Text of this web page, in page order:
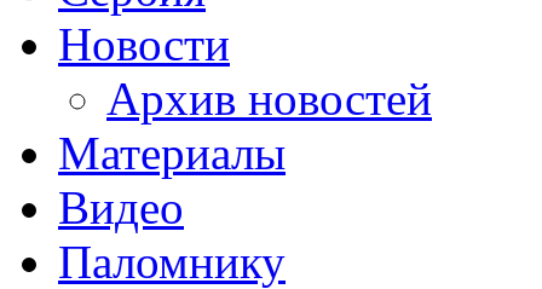
Новости
Архив новостей
Материалы
Видео
Паломнику